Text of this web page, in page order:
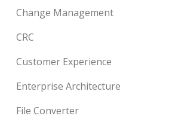
Change Management
CRC
Customer Experience
Enterprise Architecture
File Converter